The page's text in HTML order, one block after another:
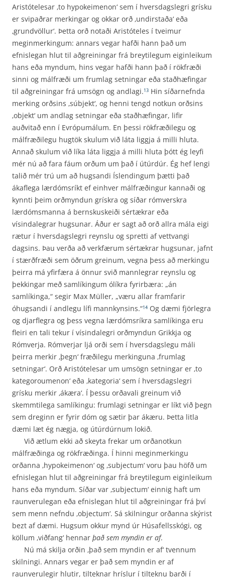
Aristótelesar ‚to hypokeimenon‘ sem í hversdagslegri grísku
er svipaðrar merkingar og okkar orð ‚undirstaða‘ eða
‚grundvöllur‘. Þetta orð notaði Aristóteles í tveimur
meginmerkingum: annars vegar hafði hann það um
efnislegan hlut til aðgreiningar frá breytilegum eiginleikum
hans eða myndum, hins vegar hafði hann það í rökfræði
sinni og málfræði um frumlag setningar eða stað­hæfingar
til aðgreiningar frá umsögn og andlagi.13 Hin síðarnefnda
merking orðsins ‚súbjekt‘, og henni tengd notkun orðsins
‚objekt‘ um andlag setningar eða staðhæfingar, lifir
auðvitað enn í Evrópumálum. En þessi rökfræðilegu og
málfræðilegu hugtök skulum við láta liggja á milli hluta.
Annað skulum við líka láta liggja á milli hluta þótt ég leyfi
mér nú að fara fáum orðum um það í útúrdúr. Ég hef lengi
talið mér trú um að hugsandi Íslendingum þætti það
ákaflega lærdómsríkt ef einhver málfræðingur kannaði og
kynnti þeim orðmyndun grískra og síðar rómverskra
lærdóms­manna á bernskuskeiði sértækrar eða
vísindalegrar hugsunar. Áður er sagt að orð allra mála eigi
rætur í hversdagslegri reynslu og spretti af vettvangi
dagsins. Þau verða að verkfærum sértækrar hugsunar, jafnt
í stærðfræði sem öðrum greinum, vegna þess að merkingu
þeirra má yfirfæra á önnur svið mannlegrar reynslu og
þekkingar með samlíkingum ólíkra fyrirbæra: „án
samlíkinga,“ segir Max Müller, „væru allar framfarir
óhugsandi í andlegu lífi mannkynsins.“14 Og dæmi fjörlegra
og djarflegra og þess vegna lærdómsríkra samlíkinga eru
fleiri en tali tekur í vísindalegri orðmyndun Grikkja og
Rómverja. Rómverjar ljá orði sem í hversdagslegu máli
þeirra merkir ‚þegn‘ fræðilegu merkinguna ‚frumlag
setningar‘. Orð Aristótelesar um umsögn setningar er ‚to
kategoroumenon‘ eða ‚kategoria‘ sem í hversdagslegri
grísku merkir ‚ákæra‘. Í þessu orða­vali greinum við
skemmtilega samlíkingu: frumlagi setningar er líkt við þegn
sem dreginn er fyrir dóm og sætir þar ákæru. Þetta litla
dæmi læt ég nægja, og útúrdúrnum lokið.
Við ætlum ekki að skeyta frekar um orðanotkun
málfræðinga og rökfræðinga. Í hinni meginmerkingu
orðanna ‚hypokeimenon‘ og ‚subjectum‘ voru þau höfð um
efnislegan hlut til aðgreiningar frá breytilegum eiginleikum
hans eða myndum. Síðar var ‚subjectum‘ einnig haft um
raunverulegan eða efnislegan hlut til aðgreiningar frá því
sem menn nefndu ‚objectum‘. Sá skilningur orðanna skýrist
bezt af dæmi. Hugsum okkur mynd úr Húsafellsskógi, og
köllum ‚viðfang‘ hennar það sem myndin er af.
Nú má skilja orðin ‚það sem myndin er af‘ tvennum
skilningi. Annars vegar er það sem myndin er af
raunverulegir hlutir, tilteknar hríslur í tilteknu barði í